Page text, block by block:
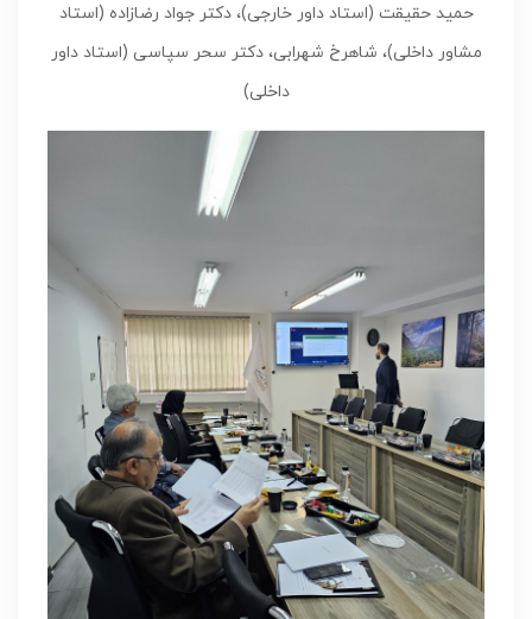
حمید حقیقت (استاد داور خارجی)، دکتر جواد رضازاده (استاد
مشاور داخلی)، شاهرخ شهرابی، دکتر سحر سپاسی (استاد داور
داخلی)